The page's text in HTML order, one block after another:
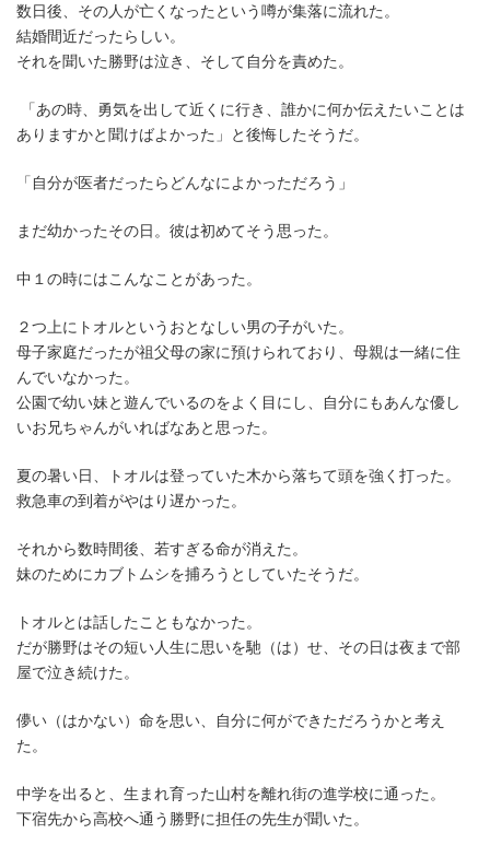
数日後、その人が亡くなったという噂が集落に流れた。
結婚間近だったらしい。
それを聞いた勝野は泣き、そして自分を責めた。
「あの時、勇気を出して近くに行き、誰かに何か伝えたいことは
ありますかと聞けばよかった」と後悔したそうだ。
「自分が医者だったらどんなによかっただろう」
まだ幼かったその日。彼は初めてそう思った。
中１の時にはこんなことがあった。
２つ上にトオルというおとなしい男の子がいた。
母子家庭だったが祖父母の家に預けられており、母親は一緒に住
んでいなかった。
公園で幼い妹と遊んでいるのをよく目にし、自分にもあんな優し
いお兄ちゃんがいればなあと思った。
夏の暑い日、トオルは登っていた木から落ちて頭を強く打った。
救急車の到着がやはり遅かった。
それから数時間後、若すぎる命が消えた。
妹のためにカブトムシを捕ろうとしていたそうだ。
トオルとは話したこともなかった。
だが勝野はその短い人生に思いを馳（は）せ、その日は夜まで部
屋で泣き続けた。
儚い（はかない）命を思い、自分に何ができただろうかと考え
た。
中学を出ると、生まれ育った山村を離れ街の進学校に通った。
下宿先から高校へ通う勝野に担任の先生が聞いた。